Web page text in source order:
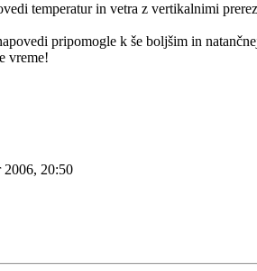
temperatur in vetra z vertikalnimi
pripomogle k še boljšim in
vreme!
2006, 20:50